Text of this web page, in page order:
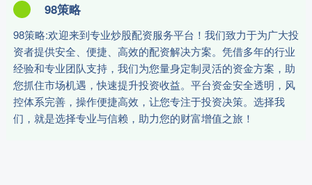
98策略
98策略:欢迎来到专业炒股配资服务平台！我们致力于为广大投
资者提供安全、便捷、高效的配资解决方案。凭借多年的行业
经验和专业团队支持，我们为您量身定制灵活的资金方案，助
您抓住市场机遇，快速提升投资收益。平台资金安全透明，风
控体系完善，操作便捷高效，让您专注于投资决策。选择我
们，就是选择专业与信赖，助力您的财富增值之旅！